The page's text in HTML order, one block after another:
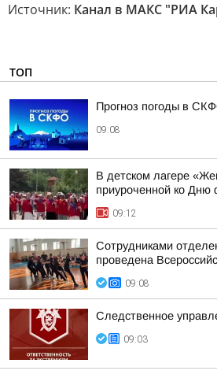
Источник: Канал в МАКС "РИА
ТОП
Прогноз погоды в
09:08
В детском лагере
приуроченной ко Дню
09:12
Сотрудниками
проведена
09:08
Следственное
09:03